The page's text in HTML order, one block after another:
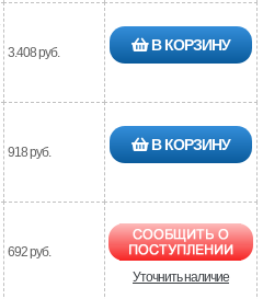
3.408 руб. В КОРЗИНУ
918 руб. В КОРЗИНУ
692 руб.
Уточнить наличие